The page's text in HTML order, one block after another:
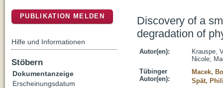
Discovery of a
degradation of
Autor(en):
Krauspe,
Nicole;
Tübinger
Autor(en):
Macek,
Spät,
PUBLIKATION MELDEN
Hilfe und Informationen
Stöbern
Dokumentanzeige
Erscheinungsdatum